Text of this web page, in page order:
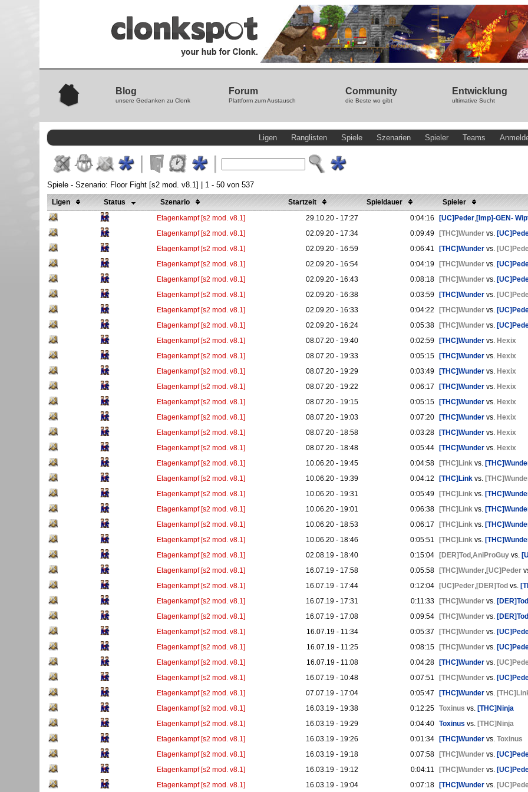
Blog
unsere Gedanken zu Clonk
Forum
Plattform zum Austausch
Community
die Beste wo gibt
Entwicklung
ultimative Sucht
Ligen Ranglisten Spiele Szenarien Spieler Teams
Spiele - Szenario: Floor Fight [s2 mod. v8.1] | 1 - 50 von 537
Ligen Status Szenario Startzeit Spieldauer
Spieler
Etagenkampf [s2 mod. v8.1]
29.10.20 - 17:27 0:04:16 [UC]Peder,[Imp]-GEN-
Etagenkampf [s2 mod. v8.1]
02.09.20 - 17:34 0:09:49 [THC]Wunder vs.
Etagenkampf [s2 mod. v8.1]
02.09.20 - 16:59 0:06:41 [THC]Wunder vs.
Etagenkampf [s2 mod. v8.1]
02.09.20 - 16:54 0:04:19 [THC]Wunder vs.
Etagenkampf [s2 mod. v8.1]
02.09.20 - 16:43 0:08:18 [THC]Wunder vs.
Etagenkampf [s2 mod. v8.1]
02.09.20 - 16:38 0:03:59 [THC]Wunder vs.
Etagenkampf [s2 mod. v8.1]
02.09.20 - 16:33 0:04:22 [THC]Wunder vs.
Etagenkampf [s2 mod. v8.1]
02.09.20 - 16:24 0:05:38 [THC]Wunder vs.
Etagenkampf [s2 mod. v8.1]
08.07.20 - 19:40 0:02:59 [THC]Wunder vs. Hexix
Etagenkampf [s2 mod. v8.1]
08.07.20 - 19:33 0:05:15 [THC]Wunder vs. Hexix
Etagenkampf [s2 mod. v8.1]
08.07.20 - 19:29 0:03:49 [THC]Wunder vs. Hexix
Etagenkampf [s2 mod. v8.1]
08.07.20 - 19:22 0:06:17 [THC]Wunder vs. Hexix
Etagenkampf [s2 mod. v8.1]
08.07.20 - 19:15 0:05:15 [THC]Wunder vs. Hexix
Etagenkampf [s2 mod. v8.1]
08.07.20 - 19:03 0:07:20 [THC]Wunder vs. Hexix
Etagenkampf [s2 mod. v8.1]
08.07.20 - 18:58 0:03:28 [THC]Wunder vs. Hexix
Etagenkampf [s2 mod. v8.1]
08.07.20 - 18:48 0:05:44 [THC]Wunder vs. Hexix
Etagenkampf [s2 mod. v8.1]
10.06.20 - 19:45 0:04:58 [THC]Link vs.
Etagenkampf [s2 mod. v8.1]
10.06.20 - 19:39 0:04:12 [THC]Link vs.
Etagenkampf [s2 mod. v8.1]
10.06.20 - 19:31 0:05:49 [THC]Link vs.
Etagenkampf [s2 mod. v8.1]
10.06.20 - 19:01 0:06:38 [THC]Link vs.
Etagenkampf [s2 mod. v8.1]
10.06.20 - 18:53 0:06:17 [THC]Link vs.
Etagenkampf [s2 mod. v8.1]
10.06.20 - 18:46 0:05:51 [THC]Link vs.
Etagenkampf [s2 mod. v8.1]
02.08.19 - 18:40 0:15:04 [DER]Tod ,AniProGuy vs.
Etagenkampf [s2 mod. v8.1]
16.07.19 - 17:58 0:05:58 [THC]Wunder,[UC]Peder
Etagenkampf [s2 mod. v8.1]
16.07.19 - 17:44 0:12:04 [UC]Peder,[DER]Tod vs.
Etagenkampf [s2 mod. v8.1]
16.07.19 - 17:31 0:11:33 [THC]Wunder vs. [DER]Tod
Etagenkampf [s2 mod. v8.1]
16.07.19 - 17:08 0:09:54 [THC]Wunder vs. [DER]Tod
Etagenkampf [s2 mod. v8.1]
16.07.19 - 11:34 0:05:37 [THC]Wunder vs.
Etagenkampf [s2 mod. v8.1]
16.07.19 - 11:25 0:08:15 [THC]Wunder vs.
Etagenkampf [s2 mod. v8.1]
16.07.19 - 11:08 0:04:28 [THC]Wunder vs.
Etagenkampf [s2 mod. v8.1]
16.07.19 - 10:48 0:07:51 [THC]Wunder vs.
Etagenkampf [s2 mod. v8.1]
07.07.19 - 17:04 0:05:47 [THC]Wunder vs.
Etagenkampf [s2 mod. v8.1]
16.03.19 - 19:38 0:12:25 Toxinus vs. [THC]Ninja
Etagenkampf [s2 mod. v8.1]
16.03.19 - 19:29 0:04:40 Toxinus vs. [THC]Ninja
Etagenkampf [s2 mod. v8.1]
16.03.19 - 19:26 0:01:34 [THC]Wunder vs.Toxinus
Etagenkampf [s2 mod. v8.1]
16.03.19 - 19:18 0:07:58 [THC]Wunder vs.
Etagenkampf [s2 mod. v8.1]
16.03.19 - 19:12 0:04:11 [THC]Wunder vs.
Etagenkampf [s2 mod. v8.1]
16.03.19 - 19:04 0:07:18 [THC]Wunder vs.